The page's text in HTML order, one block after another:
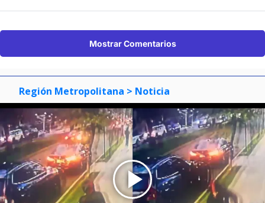
Mostrar Comentarios
Región Metropolitana > Noticia